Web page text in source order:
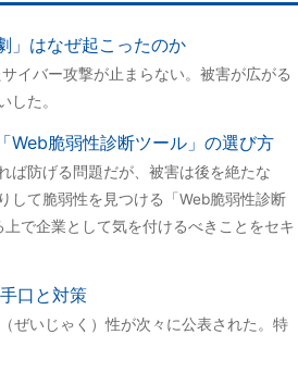
」はなぜ起こったのか
イバー攻撃が止まらない。被害が広がる
した。
Web脆弱性診断ツール」の選び方
ば防げる問題だが、被害は後を絶たな
して脆弱性を見つける「Web脆弱性診断
で企業として気を付けるべきことをセキ
口と対策
ぜいじゃく）性が次々に公表された。特